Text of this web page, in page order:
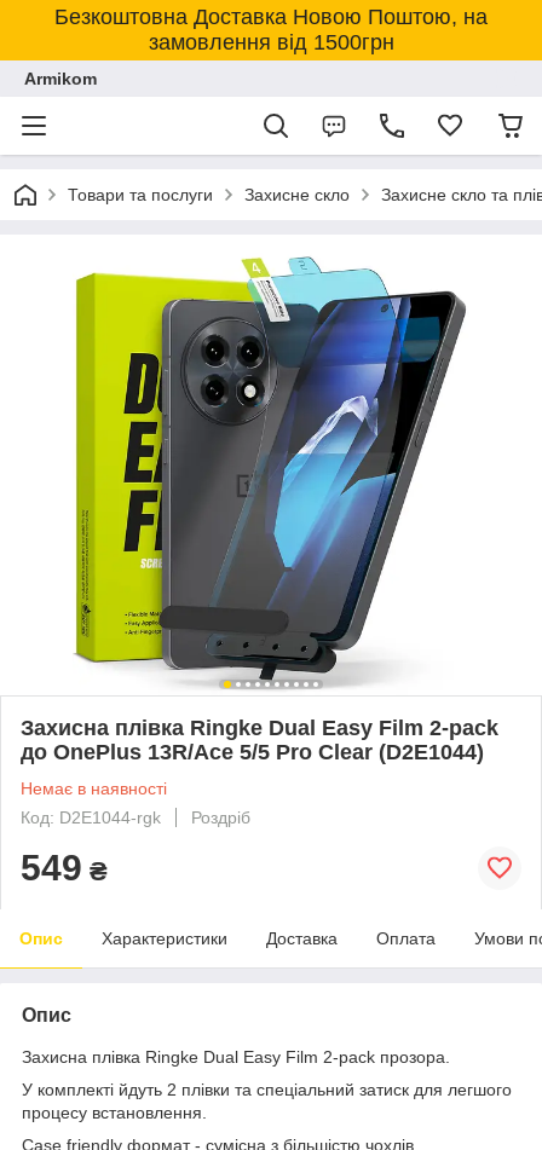
Безкоштовна Доставка Новою Поштою, на
замовлення від 1500грн
Armikom
Товари та послуги Захисне скло Захисне скло та
Захисна плівка Ringke Dual Easy Film 2-pack
до OnePlus 13R/Ace 5/5 Pro Clear (D2E1044)
Немає в наявності
Код: D2E1044-rgk
Роздріб
549 ₴
Опис Характеристики Доставка Оплата Умови
Опис
Захисна плівка Ringke Dual Easy Film 2-pack прозора.
У комплекті йдуть 2 плівки та спеціальний затиск для легшого
процесу встановлення.
Case friendly формат - сумісна з більшістю чохлів